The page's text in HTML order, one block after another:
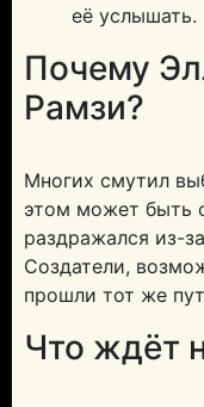
её услышать.
Почему
Рамзи?
Многих смутил
этом может быть
раздражался из-
Создатели,
прошли тот же
Что ждёт